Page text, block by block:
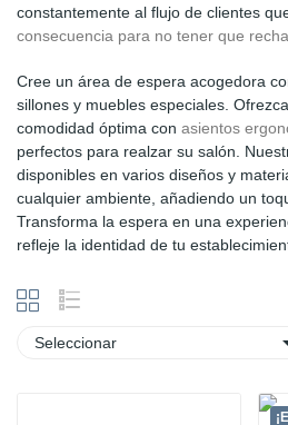
constantemente al flujo de clientes
consecuencia para no tener que
Cree un área de espera acogedora
sillones y muebles especiales.
comodidad óptima con asientos
perfectos para realzar su salón.
disponibles en varios diseños y
cualquier ambiente, añadiendo un
Transforma la espera en una
refleje la identidad de tu
Seleccionar